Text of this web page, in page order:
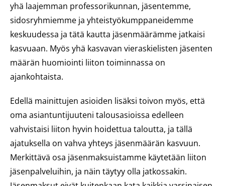
yhä laajemman professorikunnan, jäsentemme,
sidosryhmiemme ja yhteistyökumppaneidemme
keskuudessa ja tätä kautta jäsenmäärämme jatkaisi
kasvuaan. Myös yhä kasvavan vieraskielisten jäsenten
määrän huomiointi liiton toiminnassa on
ajankohtaista.
Edellä mainittujen asioiden lisäksi toivon myös, että
oma asiantuntijuuteni talousasioissa edelleen
vahvistaisi liiton hyvin hoidettua taloutta, ja tällä
ajatuksella on vahva yhteys jäsenmäärän kasvuun.
Merkittävä osa jäsenmaksuistamme käytetään liiton
jäsenpalveluihin, ja näin täytyy olla jatkossakin.